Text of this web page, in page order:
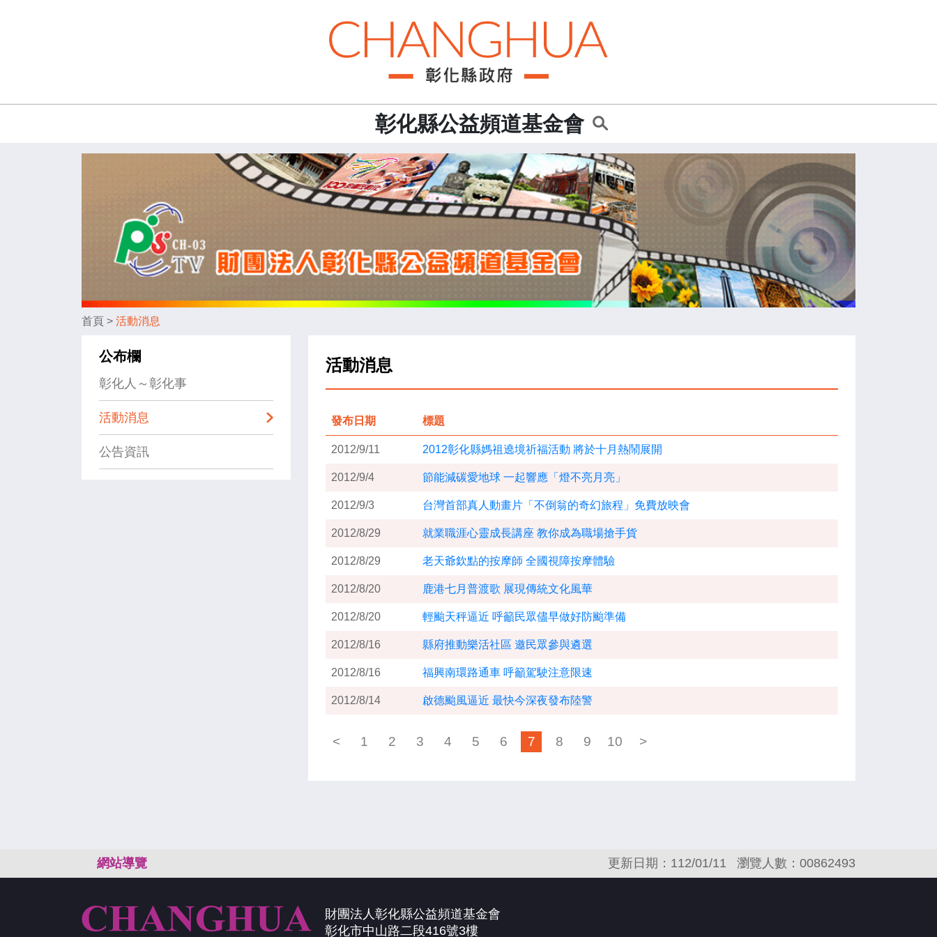
彰化縣公益頻道基金會
首頁 > 活動消息
公布欄
彰化人～彰化事
活動消息
公告資訊
活動消息
發布日期 標題
2012/9/11 2012彰化縣媽祖遶境祈福活動 將於十月熱鬧展開
2012/9/4 節能減碳愛地球 一起響應「燈不亮月亮」
2012/9/3 台灣首部真人動畫片「不倒翁的奇幻旅程」免費放映會
2012/8/29 就業職涯心靈成長講座 教你成為職場搶手貨
2012/8/29 老天爺欽點的按摩師 全國視障按摩體驗
2012/8/20 鹿港七月普渡歌 展現傳統文化風華
2012/8/20 輕颱天秤逼近 呼籲民眾儘早做好防颱準備
2012/8/16 縣府推動樂活社區 邀民眾參與遴選
2012/8/16 福興南環路通車 呼籲駕駛注意限速
2012/8/14 啟德颱風逼近 最快今深夜發布陸警
< 1 2 3 4 5 6 7 8 9 10 >
網站導覽 瀏覽人數：00862493
更新日期：112/01/11
財團法人彰化縣公益頻道基金會
彰化市中山路二段416號3樓